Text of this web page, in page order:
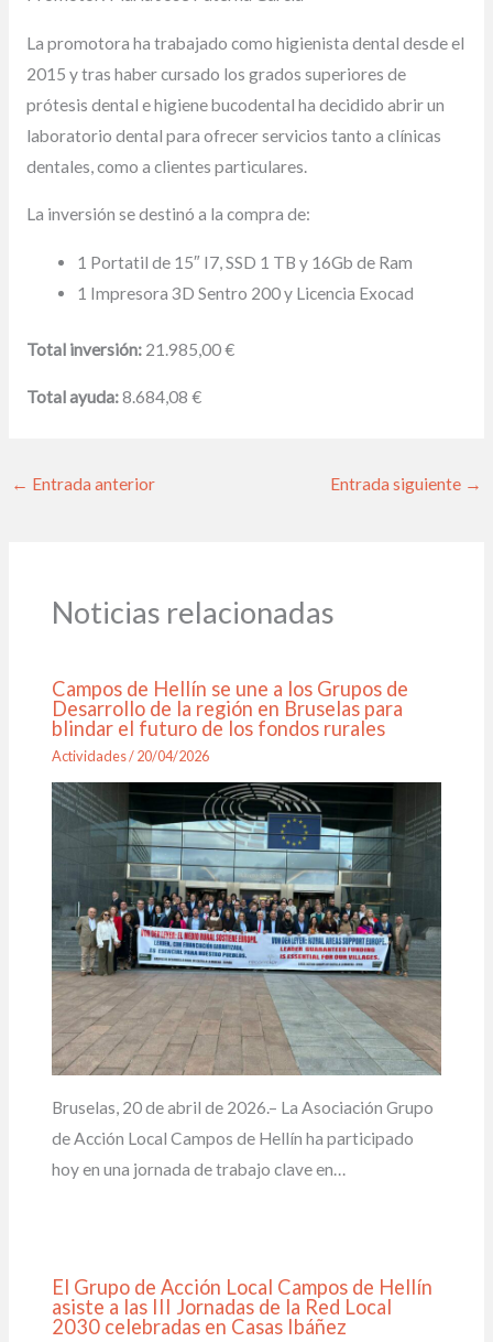
La promotora ha trabajado como higienista dental desde el
2015 y tras haber cursado los grados superiores de
prótesis dental e higiene bucodental ha decidido abrir un
laboratorio dental para ofrecer servicios tanto a clínicas
dentales, como a clientes particulares.
La inversión se destinó a la compra de:
1 Portatil de 15″ I7, SSD 1 TB y 16Gb de Ram
1 Impresora 3D Sentro 200 y Licencia Exocad
Total inversión:21.985,00 €
Total ayuda:8.684,08 €
← Entrada anterior Entrada siguiente →
Noticias relacionadas
Campos de Hellín se une a los Grupos de
Desarrollo de la región en Bruselas para
blindar el futuro de los fondos rurales
Actividades/20/04/2026
Bruselas, 20 de abril de 2026.– La Asociación Grupo
de Acción Local Campos de Hellín ha participado
hoy en una jornada de trabajo clave en…
El Grupo de Acción Local Campos de Hellín
asiste a las III Jornadas de la Red Local
2030 celebradas en Casas Ibáñez